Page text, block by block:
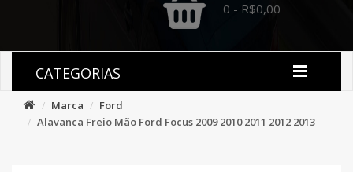
0 - R$0,00
CATEGORIAS
Marca
Ford
Alavanca Freio Mão Ford Focus 2009 2010 2011 2012 2013